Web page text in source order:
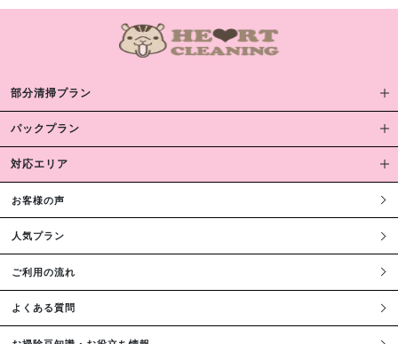
部分清掃プラン
パックプラン
対応エリア
お客様の声
人気プラン
ご利用の流れ
よくある質問